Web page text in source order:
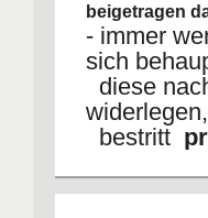
beigetragen
- immer
sich
diese
bestritt